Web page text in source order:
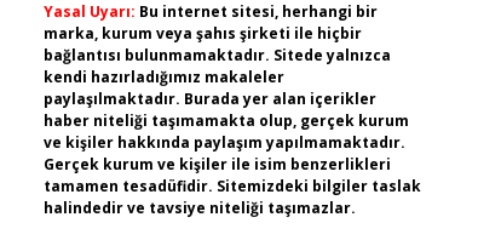
Yasal Uyarı: Bu internet sitesi, herhangi bir
marka, kurum veya şahıs şirketi ile hiçbir
bağlantısı bulunmamaktadır. Sitede yalnızca
kendi hazırladığımız makaleler
paylaşılmaktadır. Burada yer alan içerikler
haber niteliği taşımamakta olup, gerçek kurum
ve kişiler hakkında paylaşım yapılmamaktadır.
Gerçek kurum ve kişiler ile isim benzerlikleri
tamamen tesadüfidir. Sitemizdeki bilgiler taslak
halindedir ve tavsiye niteliği taşımazlar.